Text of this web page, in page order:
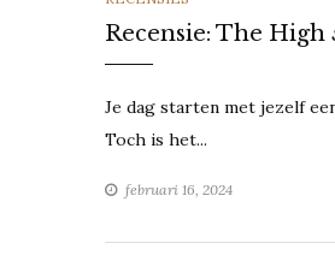
Recensie: The
Je dag starten met jezelf
Toch is het...
februari 16, 2024